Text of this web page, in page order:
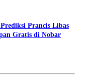
Prancis Libas
Gratis di Nobar